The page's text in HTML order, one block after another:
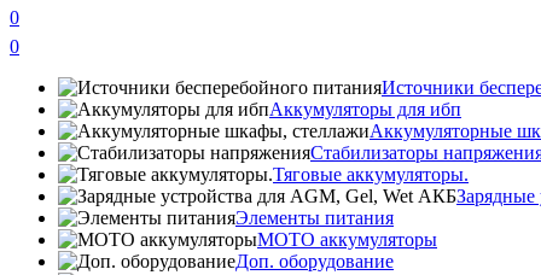
0
0
Источники
Аккумуляторы для ибп
Аккумуляторные
Стабилизаторы
Тяговые аккумуляторы.
Зарядные
Элементы питания
МОТО аккумуляторы
Доп. оборудование